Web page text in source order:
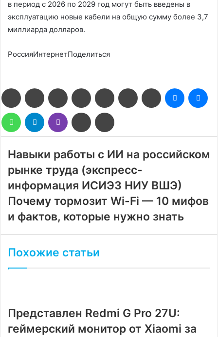
в период с 2026 по 2029 год могут быть введены в
эксплуатацию новые кабели на общую сумму более 3,7
миллиарда долларов.
РоссияИнтернетПоделиться
FacebookTwitter LinkedIn Pinterest Reddit ВконтактеОдноклассники
Messenger
WhatsAppTelegram Viber
Поделиться
через
электронную
Навыки работы с ИИ на российском
рынке труда (экспресс-
информация ИСИЭЗ НИУ ВШЭ)
Почему тормозит Wi-Fi — 10 мифов
и фактов, которые нужно знать
Похожие статьи
Представлен Redmi G Pro 27U:
геймерский монитор от Xiaomi за